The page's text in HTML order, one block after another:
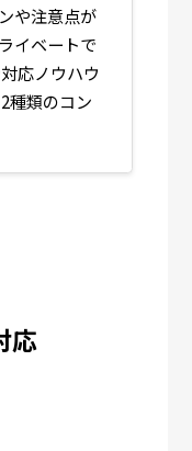
や注意点が
イベートで
応ノウハウ
種類のコン
応